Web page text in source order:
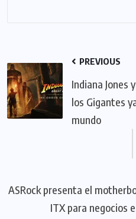
PREVIOUS
Indiana Jones
los Gigantes
mundo
ASRock presenta el
ITX para negocios